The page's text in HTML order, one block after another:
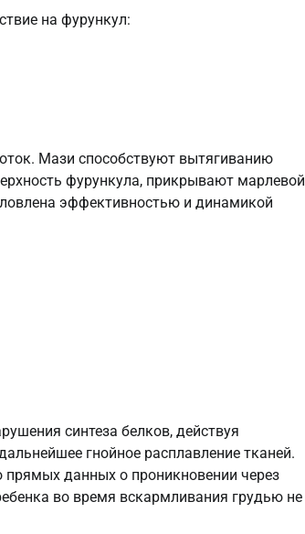
на фурункул:
Мази способствуют вытягиванию
фурункула, прикрывают марлевой
эффективностью и динамикой
синтеза белков, действуя
гнойное расплавление тканей.
прямых данных о проникновении через
во время вскармливания грудью не